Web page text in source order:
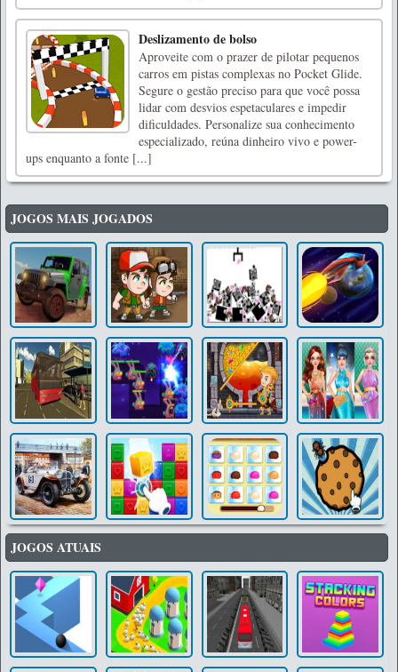
Deslizamento de bolso
Aproveite com o prazer de pilotar pequenos
carros em pistas complexas no Pocket Glide.
Segure o gestão preciso para que você possa
lidar com desvios espetaculares e impedir
dificuldades. Personalize sua conhecimento
especializado, reúna dinheiro vivo e power-
ups enquanto a fonte [...]
JOGOS MAIS JOGADOS
JOGOS ATUAIS